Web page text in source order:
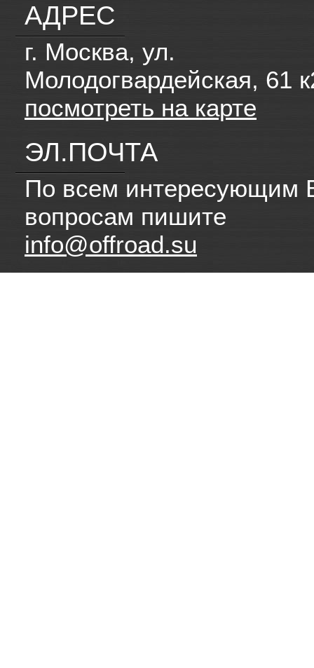
АДРЕС
г. Москва, ул.
Молодогвардейская, 61
посмотреть на карте
ЭЛ.ПОЧТА
По всем интересующим
вопросам пишите
info@offroad.su